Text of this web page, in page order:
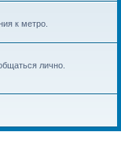
к метро.
лично.